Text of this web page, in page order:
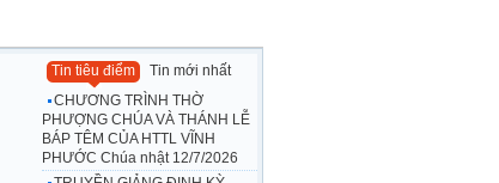
Tin tiêu điểm
Tin mới nhất
CHƯƠNG TRÌNH THỜ
PHƯỢNG CHÚA VÀ THÁNH LỄ
BÁP TÊM CỦA HTTL VĨNH
PHƯỚC Chúa nhật 12/7/2026